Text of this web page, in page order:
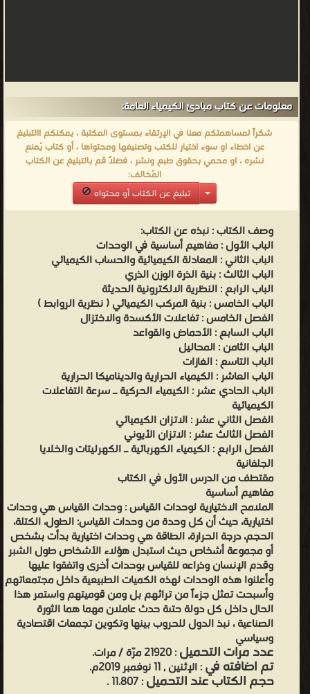
معلومات عن كتاب مبادئ الكيمياء العامة:
شكراً لمساهمتكم معنا في الإرتقاء بمستوى المكتبة ، يمكنكم االتبليغ
عن اخطاء او سوء اختيار للكتب وتصنيفها ومحتواها ، أو كتاب يُمنع
نشره ، او محمي بحقوق طبع ونشر ، فضلاً قم بالتبليغ عن الكتاب
المُخالف:
تبليغ عن الكتاب أو محتواه
وصف الكتاب :نبذه عن الكتاب:
الباب الأول : مفاهيم أساسية في الوحدات
الباب الثاني : المعادلة الكيميائية والحساب الكيميائي
الباب الثالث : بنية الذرة الوزن الذري
الباب الرابع : النظرية الالكترونية الحديثة
الباب الخامس : بنية المركب الكيميائي ( نظرية الروابط )
الفصل الخامس : تفاعلات الأكسدة والاختزال
الباب السابع : الأحماض والقواعد
الباب الثامن : المحاليل
الباب التاسع : الغازات
الباب العاشر : الكيمياء الحرارية والديناميكا الحرارية
الباب الحادي عشر : الكيمياء الحركية ـ سرعة التفاعلات
الكيميائية
الفصل الثاني عشر : الاتزان الكيميائي
الفصل الثالث عشر : الاتزان الأيوني
الفصل الرابع : الكيمياء الكهربائية ـ الكهرليتات والخلايا
الجلفانية
مقتطف من الدرس الأول في الكتاب
مفاهيم أساسية
الملامح الاختيارية لوحدات القياس : وحدات القياس هي وحدات
اختيارية، حيث أن كل وحدة من وحدات القياس: الطول، الكتلة،
الحجم، درجة الحرارة، الطاقة هي وحدات اختيارية بدأت بشخص
أو مجموعة أشخاص حيث استبدل هؤلاء الأشخاص طول الشبر
وقدم الإنسان وذراعه للقياس بوحدات أخرى واتفقوا عليها
وأعلنوا هذه الوحدات لهذه الكميات الطبيعية داخل مجتمعاتهم
وأسبحت تمثل جزءاً من تراثهم بل ومن قوميتهم واستمر هذا
الحال داخل كل دولة حتىة حدث عاملان مهما هما الثورة
الصناعية ، نبذ الدول للحروب بينها وتكوين تجمعات اقتصادية
وسياسي
عدد مرات التحميل: 21920 مرّة / مرات.
تم اضافته في: الإثنين , 11 نوفمبر 2019م.
حجم الكتاب عند التحميل: 11.807 .